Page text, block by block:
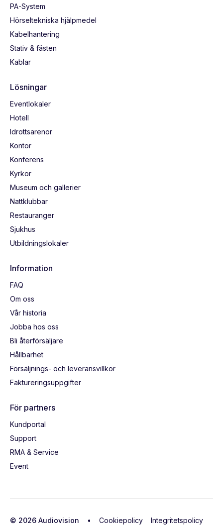
PA-System
Hörseltekniska hjälpmedel
Kabelhantering
Stativ & fästen
Kablar
Lösningar
Eventlokaler
Hotell
Idrottsarenor
Kontor
Konferens
Kyrkor
Museum och gallerier
Nattklubbar
Restauranger
Sjukhus
Utbildningslokaler
Information
FAQ
Om oss
Vår historia
Jobba hos oss
Bli återförsäljare
Hållbarhet
Försäljnings- och leveransvillkor
Faktureringsuppgifter
För partners
Kundportal
Support
RMA & Service
Event
© 2026 Audiovision • Cookiepolicy Integritetspolicy